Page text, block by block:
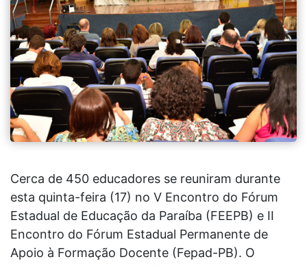
Cerca de 450 educadores se reuniram durante
esta quinta-feira (17) no V Encontro do Fórum
Estadual de Educação da Paraíba (FEEPB) e II
Encontro do Fórum Estadual Permanente de
Apoio à Formação Docente (Fepad-PB). O